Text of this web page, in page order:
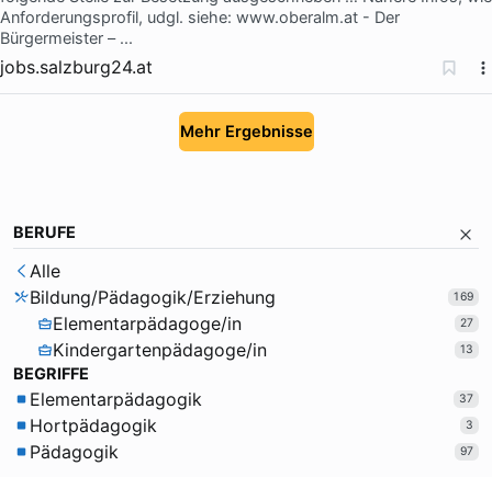
Anforderungsprofil, udgl. siehe: www.oberalm.at - Der
Bürgermeister – ...
jobs.salzburg24.at
Mehr Ergebnisse
BERUFE
Alle
Bildung/Pädagogik/Erziehung
169
Elementarpädagoge/in 27
Kindergartenpädagoge/in 13
BEGRIFFE
Elementarpädagogik 37
Hortpädagogik 3
Pädagogik 97